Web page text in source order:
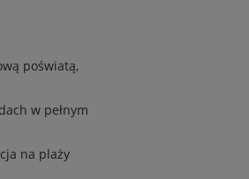
poświatą,
w pełnym
na plaży